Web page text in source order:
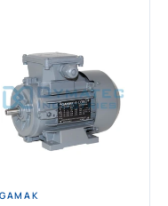
GAMAK